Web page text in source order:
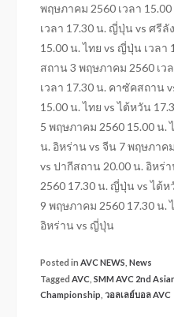
พฤษภาคม 2560 เวลา 15.00
เวลา 17.30 น. ญี่ปุ่น vs ศรีลั
15.00 น. ไทย vs ญี่ปุ่น เวลา
สถาน 3 พฤษภาคม 2560 เว
เวลา 17.30 น. คาซัคสถาน
15.00 น. ไทย vs ไต้หวัน
5 พฤษภาคม 2560 15.00 น.
น. อิหร่าน vs จีน 7 พฤษภาค
vs ปากีสถาน 20.00 น. อิหร่
2560 17.30 น. ญี่ปุ่น vs ไต้ห
9 พฤษภาคม 2560 17.30 น.
อิหร่าน vs ญี่ปุ่น
Posted in AVC NEWS News
Tagged AVC SMM AVC 2nd
Championship วอลเลย์บอล AVC